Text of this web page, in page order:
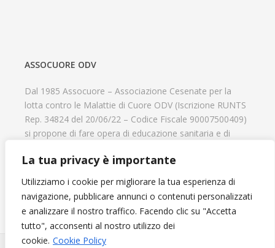
La tua privacy è importante
Utilizziamo i cookie per migliorare la tua esperienza di
navigazione, pubblicare annunci o contenuti personalizzati
e analizzare il nostro traffico. Facendo clic su "Accetta
tutto", acconsenti al nostro utilizzo dei
cookie. Cookie Policy
ASSOCUORE ODV
Dal 1985 Assocuore – Associazione Cesenate per la
lotta contro le Malattie di Cuore ODV (Iscrizione RUNTS
Rep. 34824 del 20/06/22 – Codice Fiscale 90007500409)
si propone di fare opera di educazione sanitaria e di
psicofisico di tutti coloro che hanno un problema